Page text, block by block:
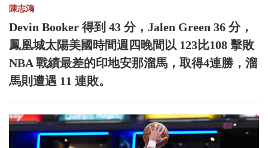
陳志鴻
Devin Booker 得到 43 分，Jalen Green 36 分，
鳳凰城太陽美國時間週四晚間以 123比108 擊敗
NBA 戰績最差的印地安那溜馬，取得4連勝，溜
馬則遭遇 11 連敗。